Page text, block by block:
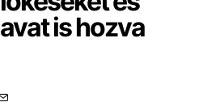
is hozva